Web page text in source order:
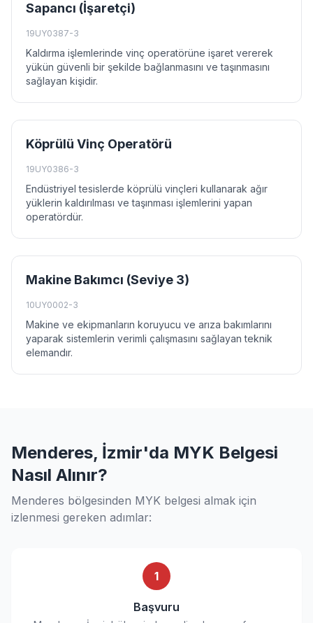
Sapancı (İşaretçi)
19UY0387-3
Kaldırma işlemlerinde vinç operatörüne işaret vererek
yükün güvenli bir şekilde bağlanmasını ve taşınmasını
sağlayan kişidir.
Köprülü Vinç Operatörü
19UY0386-3
Endüstriyel tesislerde köprülü vinçleri kullanarak ağır
yüklerin kaldırılması ve taşınması işlemlerini yapan
operatördür.
Makine Bakımcı (Seviye 3)
10UY0002-3
Makine ve ekipmanların koruyucu ve arıza bakımlarını
yaparak sistemlerin verimli çalışmasını sağlayan teknik
elemandır.
Menderes, İzmir'da MYK Belgesi
Nasıl Alınır?
Menderes bölgesinden MYK belgesi almak için
izlenmesi gereken adımlar:
1
Başvuru